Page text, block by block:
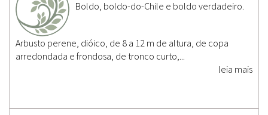
Boldo, boldo-do-Chile e boldo verdadeiro.
Arbusto perene, dióico, de 8 a 12 m de altura, de copa
arredondada e frondosa, de tronco curto,...
leia mais